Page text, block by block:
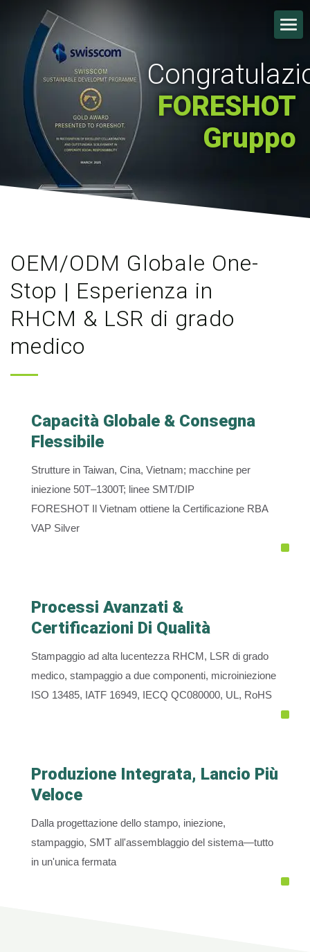
FORESHOT
Gruppo
OEM/ODM Globale One-
Stop | Esperienza in
RHCM & LSR di grado
medico
Capacità Globale & Consegna
Flessibile
Strutture in Taiwan, Cina, Vietnam; macchine per
iniezione 50T–1300T; linee SMT/DIP
FORESHOT Il Vietnam ottiene la Certificazione RBA
VAP Silver
Processi Avanzati &
Certificazioni Di Qualità
Stampaggio ad alta lucentezza RHCM, LSR di grado
medico, stampaggio a due componenti, microiniezione
ISO 13485, IATF 16949, IECQ QC080000, UL, RoHS
Produzione Integrata, Lancio Più
Veloce
Dalla progettazione dello stampo, iniezione,
stampaggio, SMT all'assemblaggio del sistema—tutto
in un'unica fermata